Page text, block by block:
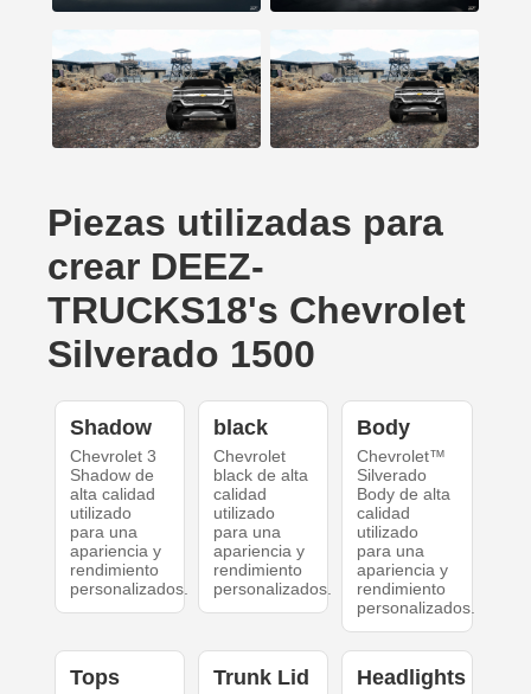
Piezas utilizadas para
crear DEEZ-
TRUCKS18's Chevrolet
Silverado 1500
Shadow
Chevrolet 3
Shadow de
alta calidad
utilizado
para una
apariencia y
rendimiento
personalizados.
black
Chevrolet
black de alta
calidad
utilizado
para una
apariencia y
rendimiento
personalizados.
Body
Chevrolet™
Silverado
Body de alta
calidad
utilizado
para una
apariencia y
rendimiento
personalizados.
Tops Trunk Lid Headlights